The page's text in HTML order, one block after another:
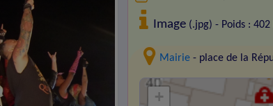
Image (.jpg) - Poids : 402
Mairie - place de la
+